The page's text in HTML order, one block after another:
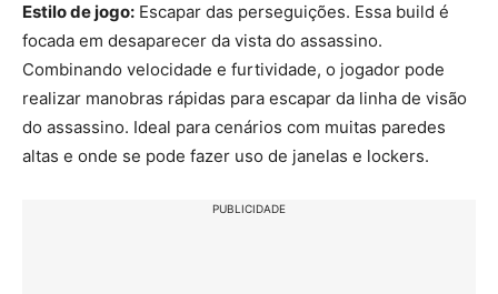
Estilo de jogo: Escapar das perseguições. Essa build é
focada em desaparecer da vista do assassino.
Combinando velocidade e furtividade, o jogador pode
realizar manobras rápidas para escapar da linha de visão
do assassino. Ideal para cenários com muitas paredes
altas e onde se pode fazer uso de janelas e lockers.
PUBLICIDADE